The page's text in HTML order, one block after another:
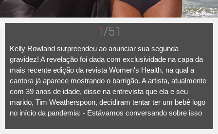
Divulgação 1/51
Kelly Rowland surpreendeu ao anunciar sua segunda
gravidez! A revelação foi dada com exclusividade na capa da
mais recente edição da revista Women's Health, na qual a
cantora já aparece mostrando o barrigão. A artista, atualmente
com 39 anos de idade, disse na entrevista que ela e seu
marido, Tim Weatherspoon, decidiram tentar ter um bebê logo
no início da pandemia: - Estávamos conversando sobre isso